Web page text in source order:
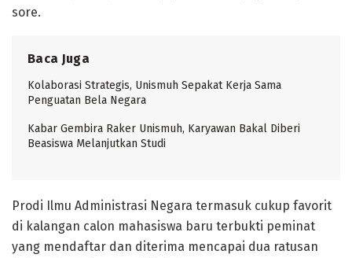
sore.
Baca Juga
Kolaborasi Strategis, Unismuh Sepakat Kerja Sama
Penguatan Bela Negara
Kabar Gembira Raker Unismuh, Karyawan Bakal Diberi
Beasiswa Melanjutkan Studi
Prodi Ilmu Administrasi Negara termasuk cukup favorit
di kalangan calon mahasiswa baru terbukti peminat
yang mendaftar dan diterima mencapai dua ratusan